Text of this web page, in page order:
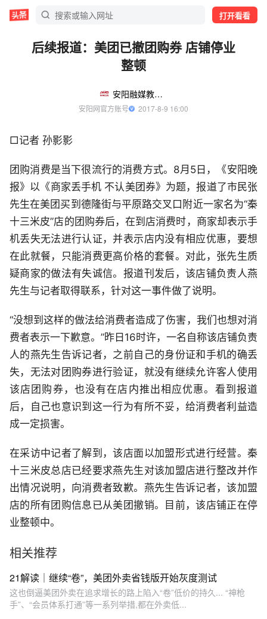
打开看看
后续报道：美团已撤团购券 店铺停业
整顿
安阳融媒教育中心
安阳网官方账号
  2017-8-9 16:00
□记者 孙影影
团购消费是当下很流行的消费方式。8月5日，《安阳晚
报》以《商家丢手机 不认美团券》为题，报道了市民张
先生在美团买到德隆街与平原路交叉口附近一家名为“秦
十三米皮”店的团购券后，在到店消费时，商家却表示手
机丢失无法进行认证，并表示店内没有相应优惠，要想
在此就餐，只能消费更高价格的套餐。对此，张先生质
疑商家的做法有失诚信。报道刊发后，该店铺负责人燕
先生与记者取得联系，针对这一事件做了说明。
“没想到这样的做法给消费者造成了伤害，我们也想对消
费者表示一下歉意。”昨日16时许，一名自称该店铺负责
人的燕先生告诉记者，之前自己的身份证和手机的确丢
失，无法对团购券进行验证，就没有继续允许客人使用
该店团购券，也没有在店内推出相应优惠。看到报道
后，自己也意识到这一行为有所不妥，给消费者利益造
成一定损害。
在采访中记者了解到，该店面以加盟形式进行经营。秦
十三米皮总店已经要求燕先生对该加盟店进行整改并作
出情况说明，向消费者致歉。燕先生告诉记者，该加盟
店的所有团购信息已从美团撤销。目前，该店铺正在停
业整顿中。
相关推荐
21解读｜继续“卷”，美团外卖省钱版开始灰度测试
这也倒逼美团外卖在追求增长的路上陷入“卷”低价的持久... “神枪
手”、“会员体系打通”等一系列举措,都在外卖低...